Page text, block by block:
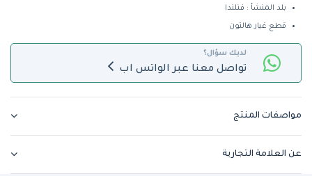
بلد المنشأ : فنلندا
قطع غيار هالتون
لديك سؤال؟
تواصل معنا عبر الواتس اب
مواصفات المنتج
عن العلامة التجارية